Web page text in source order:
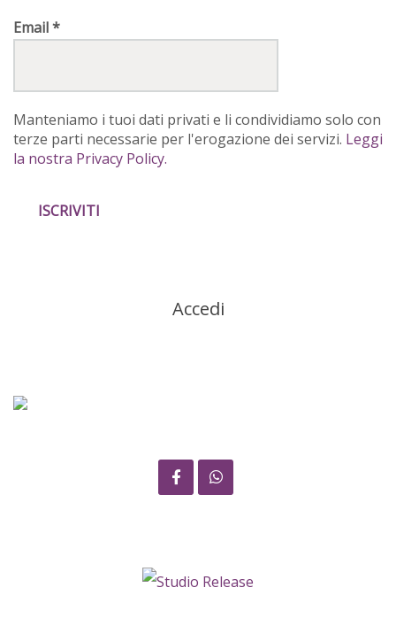
Email*
Manteniamo i tuoi dati privati e li condividiamo solo con
terze parti necessarie per l'erogazione dei servizi. Leggi
la nostra Privacy Policy.
Accedi